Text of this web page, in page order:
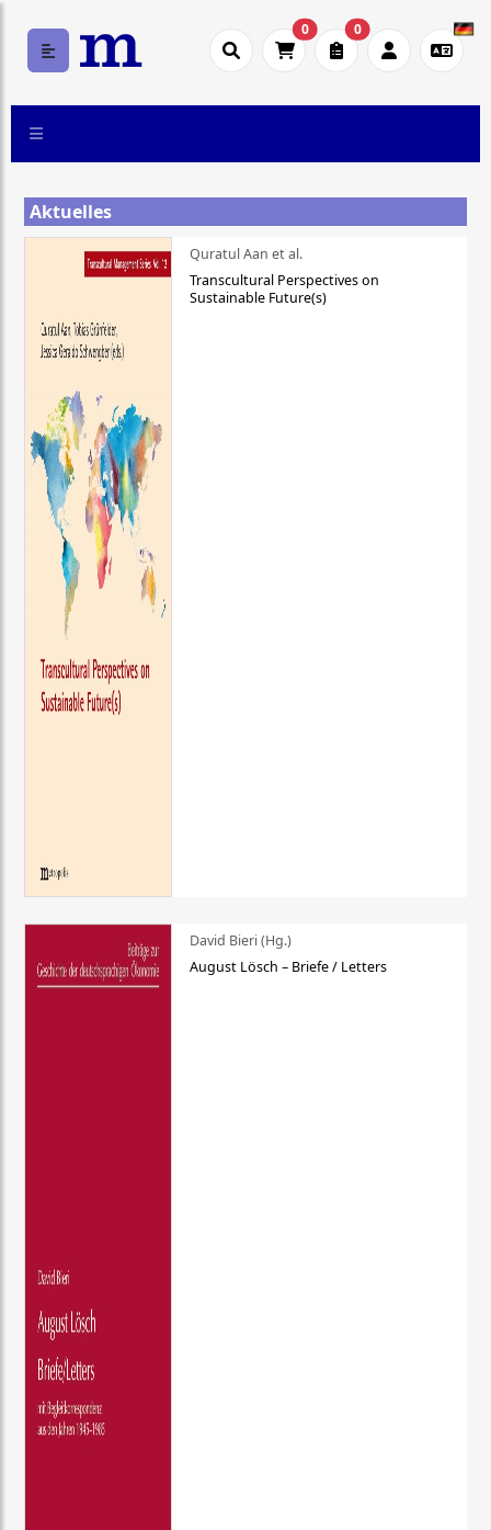
0 0
Aktuelles
Quratul Aan et al.
Transcultural Perspectives on
Sustainable Future(s)
David Bieri (Hg.)
August Lösch – Briefe / Letters